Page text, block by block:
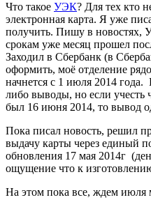
Что такое УЭК? Для тех кто
электронная карта. Я уже
получить. Пишу в новостях,
срокам уже месяц прошел
Заходил в Сбербанк (в
оформить, моё отделение
начнется с 1 июля 2014 года.
либо выводы, но если учесть
был 16 июня 2014, то вывод
Пока писал новость, решил
выдачу карты через единый
обновления 17 мая 2014г
ощущение что к
На этом пока все, ждем июля